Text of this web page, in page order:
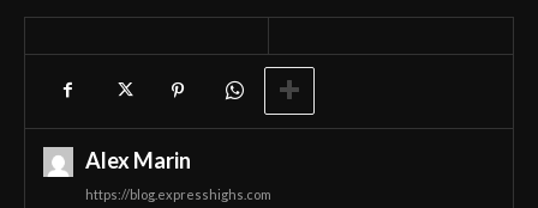
Alex Marin
https://blog.expresshighs.com